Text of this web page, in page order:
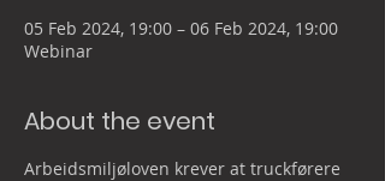
05 Feb 2024, 19:00 – 06 Feb 2024, 19:00
Webinar
About the event
Arbeidsmiljøloven krever at truckførere